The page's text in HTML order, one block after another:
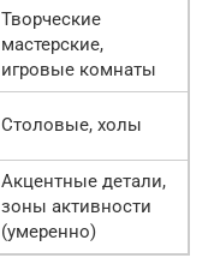
Творческие
мастерские,
игровые комнаты
Столовые, холы
Акцентные детали,
зоны активности
(умеренно)